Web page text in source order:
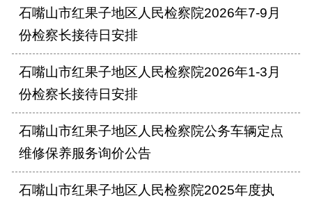
石嘴山市红果子地区人民检察院2026年7-9月
份检察长接待日安排
石嘴山市红果子地区人民检察院2026年1-3月
份检察长接待日安排
石嘴山市红果子地区人民检察院公务车辆定点
维修保养服务询价公告
石嘴山市红果子地区人民检察院2025年度执